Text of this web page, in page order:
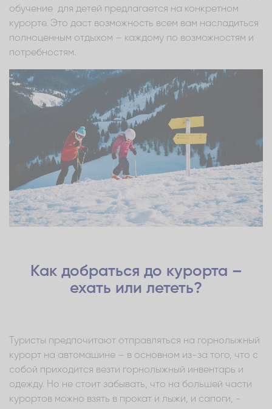
обучение для детей предлагается на конкретном
курорте. Это даст возможность всем вам насладиться
полноценным отдыхом – каждому по возможностям и
потребностям.
Как добраться до курорта –
ехать или лететь?
Туристы предпочитают отправляться на горнолыжный
курорт на автомашине – в основном из-за того, что с
собой приходится везти горнолыжный инвентарь и
одежду. Но не стоит забывать, что на большей части
курортов можно взять в прокат и лыжи, и сапоги, -